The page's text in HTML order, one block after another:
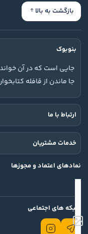
بازگشت به بالا
بنوبوک
جایی است که در آن
جا ماندن از قافله
ارتباط با ما
خدمات مشتریان
نمادهای اعتماد و مجوزها
شبکه های اجتماعی